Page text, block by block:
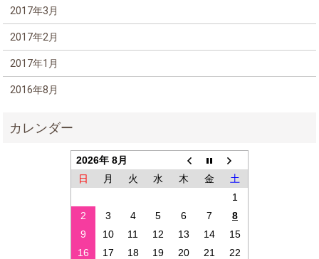
2017年3月
2017年2月
2017年1月
2016年8月
2026年 8月
日
月 火 水 木 金
土
1
2
3 4 5 6 7
8
9
10 11 12 13 14
15
16
17 18 19 20 21
22